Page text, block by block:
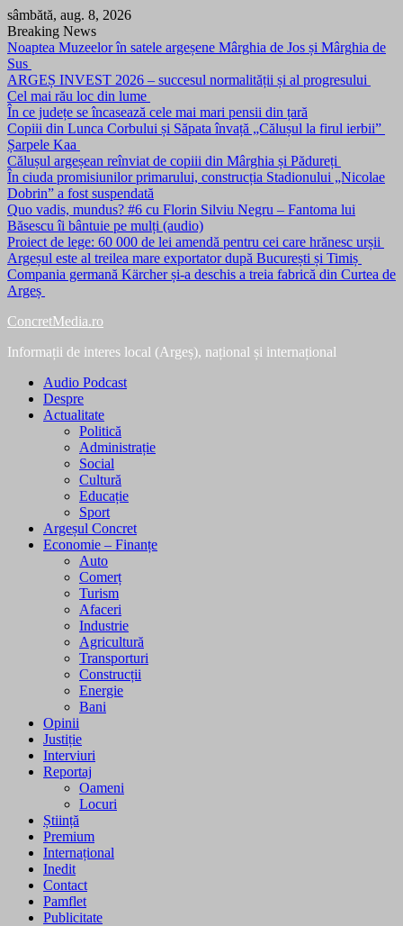
Skip
to
content
sâmbătă, aug. 8, 2026
Breaking News
Noaptea Muzeelor în satele argeșene Mârghia de Jos și Mârghia de
Sus
ARGEȘ INVEST 2026 – succesul normalității și al progresului
Cel mai rău loc din lume
În ce județe se încasează cele mai mari pensii din țară
Copiii din Lunca Corbului și Săpata învață „Călușul la firul ierbii”
Șarpele Kaa
Călușul argeșean reînviat de copiii din Mârghia și Pădureți
În ciuda promisiunilor primarului, construcția Stadionului „Nicolae
Dobrin” a fost suspendată
Quo vadis, mundus? #6 cu Florin Silviu Negru – Fantoma lui
Băsescu îi bântuie pe mulți (audio)
Proiect de lege: 60 000 de lei amendă pentru cei care hrănesc urșii
Argeșul este al treilea mare exportator după București și Timiș
Compania germană Kärcher și-a deschis a treia fabrică din Curtea de
Argeș
ConcretMedia.ro
Informații de interes local (Argeș), național și internațional
Audio Podcast
Despre
Actualitate
Politică
Administrație
Social
Cultură
Educație
Sport
Argeșul Concret
Economie – Finanțe
Auto
Comerț
Turism
Afaceri
Industrie
Agricultură
Transporturi
Construcții
Energie
Bani
Opinii
Justiție
Interviuri
Reportaj
Oameni
Locuri
Știință
Premium
Internațional
Inedit
Contact
Pamflet
Publicitate